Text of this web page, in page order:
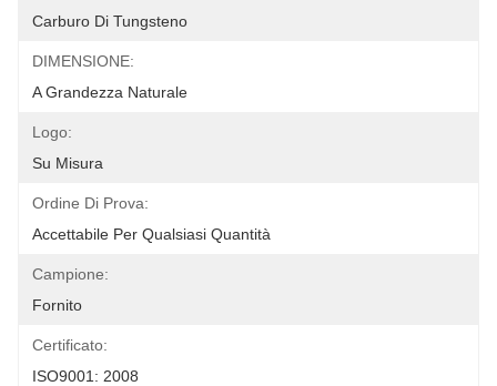
Carburo Di Tungsteno
DIMENSIONE:
A Grandezza Naturale
Logo:
Su Misura
Ordine Di Prova:
Accettabile Per Qualsiasi Quantità
Campione:
Fornito
Certificato:
ISO9001: 2008